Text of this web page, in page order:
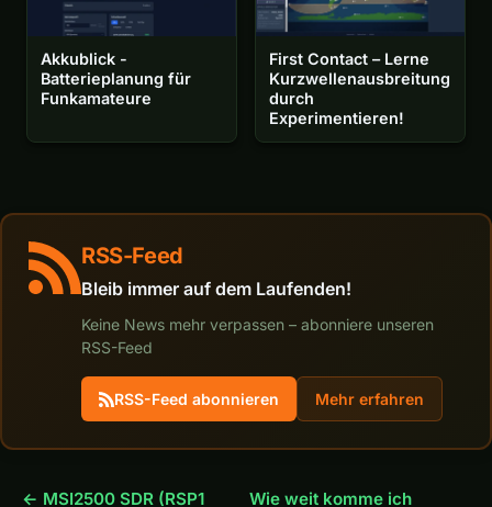
Akkublick -
Batterieplanung für
Funkamateure
First Contact – Lerne
Kurzwellenausbreitung
durch
Experimentieren!
RSS-Feed
Bleib immer auf dem Laufenden!
Keine News mehr verpassen – abonniere unseren
RSS-Feed
RSS-Feed abonnieren Mehr erfahren
← MSI2500 SDR (RSP1
Wie weit komme ich